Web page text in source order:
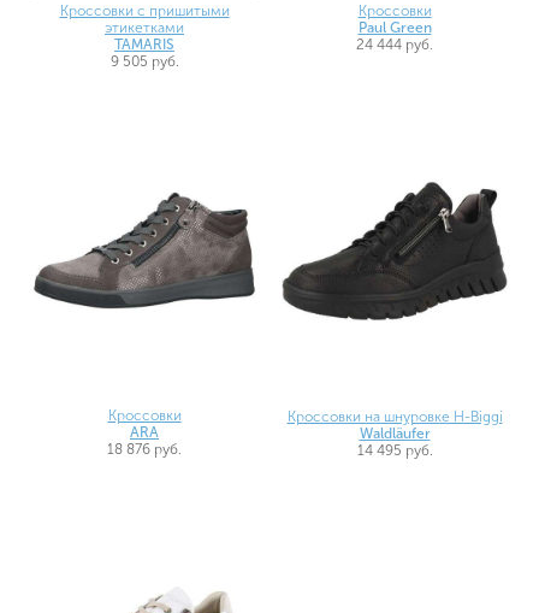
Кроссовки с пришитыми
этикетками
TAMARIS
9 505 руб.
Кроссовки
Paul Green
24 444 руб.
Кроссовки
ARA
18 876 руб.
Кроссовки на шнуровке H-Biggi
Waldläufer
14 495 руб.